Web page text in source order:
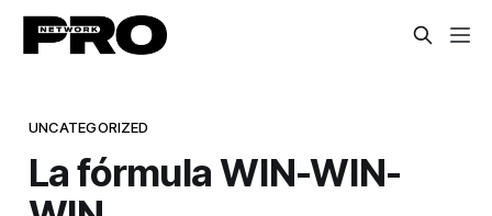
UNCATEGORIZED
La fórmula WIN-WIN-